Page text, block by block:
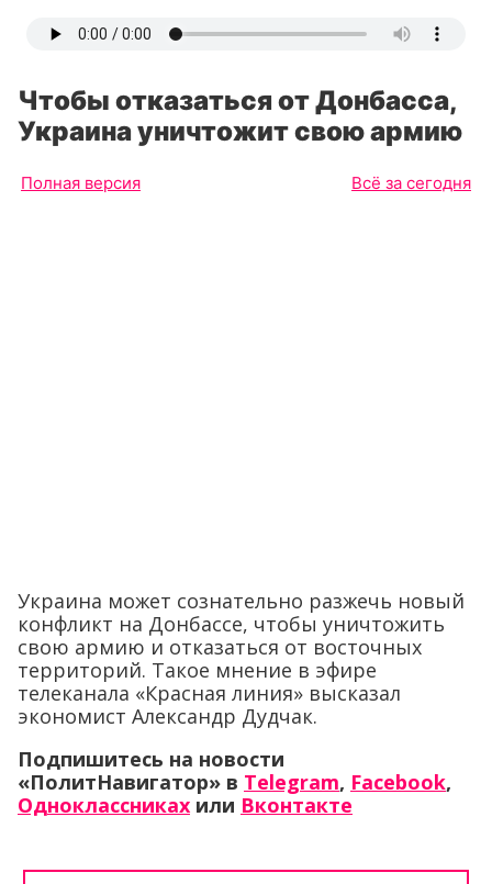
Чтобы отказаться от Донбасса,
Украина уничтожит свою армию
Полная версия Всё за сегодня
Украина может сознательно разжечь новый
конфликт на Донбассе, чтобы уничтожить
свою армию и отказаться от восточных
территорий. Такое мнение в эфире
телеканала «Красная линия» высказал
экономист Александр Дудчак.
Подпишитесь на новости
«ПолитНавигатор» в Telegram, Facebook,
Одноклассниках или Вконтакте